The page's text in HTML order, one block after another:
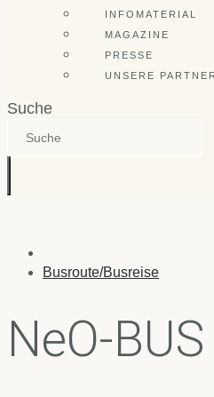
INFOMATERIAL
MAGAZINE
PRESSE
UNSERE PARTNER
Suche
Busroute/Busreise
NeO-